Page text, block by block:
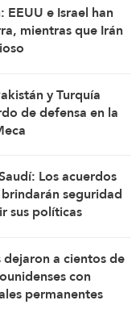
EEUU e Israel han
mientras que Irán
y Turquía
de defensa en la
Los acuerdos
seguridad
sus políticas
a cientos de
con
permanentes